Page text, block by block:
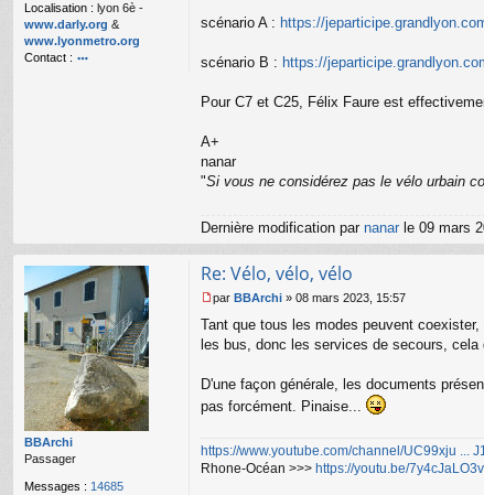
Localisation : lyon 6è -
www.darly.org &
www.lyonmetro.org
Contact :
u
scénario A : https://
scénario B : https://
Pour C7 et C25, Félix Faure est
A+
nanar
"Si vous ne considérez pas le vélo urbain
Dernière modification par nanar le 09 mars
BBArchi
Passager
Messages : 14685
Re: Vélo, vélo, vélo
e
s
g
e
n
par BBArchi » 08 mars 2023, 15:57
Tant que tous les modes peuvent
les bus, donc les services de secours, cela
D'une façon générale, les documents
pas forcément. Pinaise...
https://www.youtube.com/channel/UC99xju ...
Rhone-Océan >>> https://youtu.be/